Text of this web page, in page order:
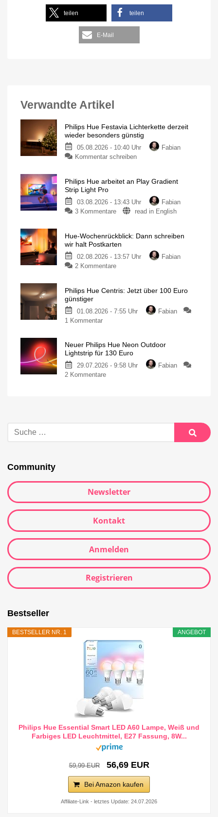
teilen teilen
E-Mail
Verwandte Artikel
Philips Hue Festavia Lichterkette derzeit
wieder besonders günstig
05.08.2026 - 10:40 Uhr
Fabian
Kommentar schreiben
Philips Hue arbeitet an Play Gradient
Strip Light Pro
03.08.2026 - 13:43 Uhr
Fabian
3 Kommentare
read in English
Hue-Wochenrückblick: Dann schreiben
wir halt Postkarten
02.08.2026 - 13:57 Uhr
Fabian
2 Kommentare
Philips Hue Centris: Jetzt über 100 Euro
günstiger
01.08.2026 - 7:55 Uhr
Fabian
1 Kommentar
Neuer Philips Hue Neon Outdoor
Lightstrip für 130 Euro
29.07.2026 - 9:58 Uhr
Fabian
2 Kommentare
Community
Newsletter
Kontakt
Anmelden
Registrieren
Bestseller
ANGEBOT
BESTSELLER NR. 1
Philips Hue Essential Smart LED A60 Lampe, Weiß und
Farbiges LED Leuchtmittel, E27 Fassung, 8W...
59,99 EUR 56,69 EUR
Bei Amazon kaufen
Affiliate-Link - letztes Update: 24.07.2026